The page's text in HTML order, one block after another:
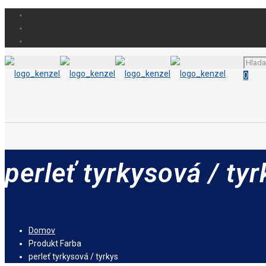
0
perleť tyrkysová /
Domov
Produkt Farba
perleť tyrkysová / tyrkys